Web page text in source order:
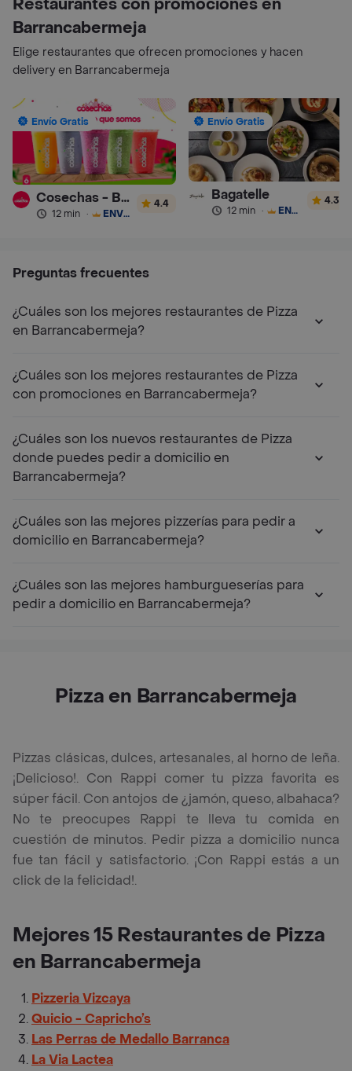
Restaurantes con promociones en
Barrancabermeja
Elige restaurantes que ofrecen promociones y hacen
delivery en Barrancabermeja
Envío Gratis
Cosechas - Batidos
12 min · ENVÍO GRATIS
4.4
Envío Gratis
Bagatelle
12 min · ENVÍO GRATIS
4.3
Preguntas frecuentes
¿Cuáles son los mejores restaurantes de Pizza
en Barrancabermeja?
¿Cuáles son los mejores restaurantes de Pizza
con promociones en Barrancabermeja?
¿Cuáles son los nuevos restaurantes de Pizza
donde puedes pedir a domicilio en
Barrancabermeja?
¿Cuáles son las mejores pizzerías para pedir a
domicilio en Barrancabermeja?
¿Cuáles son las mejores hamburgueserías para
pedir a domicilio en Barrancabermeja?
Pizza en Barrancabermeja
Pizzas clásicas, dulces, artesanales, al horno de leña.
¡Delicioso!. Con Rappi comer tu pizza favorita es
súper fácil. Con antojos de ¿jamón, queso, albahaca?
No te preocupes Rappi te lleva tu comida en
cuestión de minutos. Pedir pizza a domicilio nunca
fue tan fácil y satisfactorio. ¡Con Rappi estás a un
click de la felicidad!.
Mejores 15 Restaurantes de Pizza
en Barrancabermeja
Pizzeria Vizcaya
Quicio - Capricho’s
Las Perras de Medallo Barranca
La Via Lactea